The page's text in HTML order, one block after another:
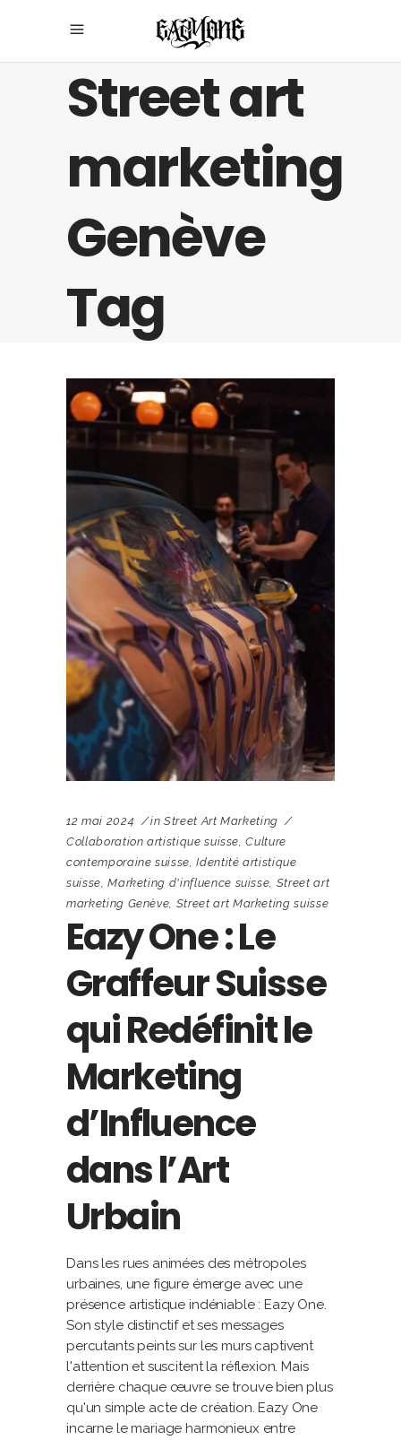
Street art
marketing
Genève
Tag
12 mai 2024 in Street Art Marketing
Collaboration artistique suisse,Culture
contemporaine suisse,Identité artistique
suisse,Marketing d'influence suisse, Street art
marketing Genève, Street art Marketing suisse
Eazy One : Le
Graffeur Suisse
qui Redéfinit le
Marketing
d’Influence
dans l’Art
Urbain
Dans les rues animées des métropoles
urbaines, une figure émerge avec une
présence artistique indéniable : Eazy One.
Son style distinctif et ses messages
percutants peints sur les murs captivent
l'attention et suscitent la réflexion. Mais
derrière chaque œuvre se trouve bien plus
qu'un simple acte de création. Eazy One
incarne le mariage harmonieux entre